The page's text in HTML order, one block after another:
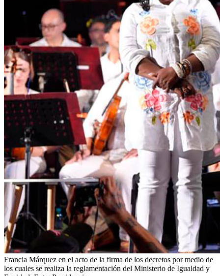
Francia Márquez en el acto de la firma de los decretos por medio de
los cuales se realiza la reglamentación del Ministerio de Igualdad y